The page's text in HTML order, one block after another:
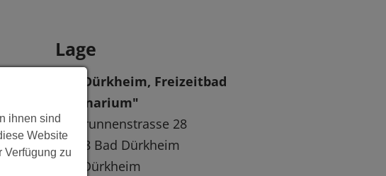
Lage
Bad Dürkheim, Freizeitbad
"Salinarium"
Kurbrunnenstrasse 28
67098 Bad Dürkheim
Bad Dürkheim
ihnen sind
Website
Verfügung zu